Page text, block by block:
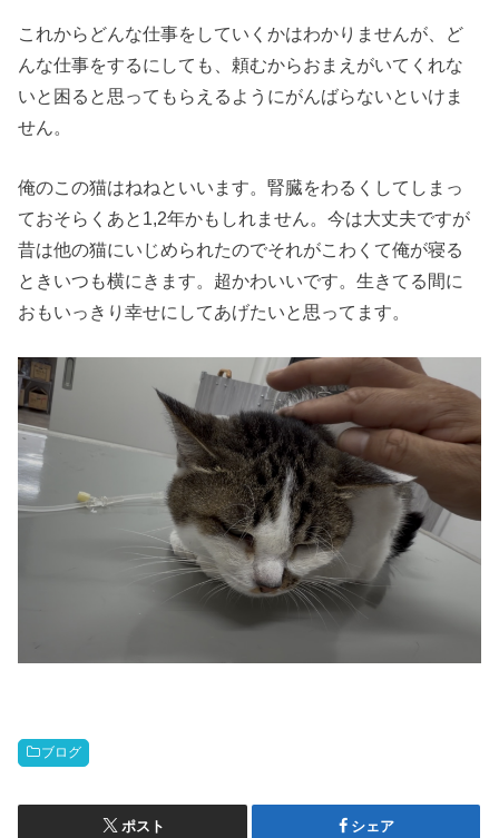
これからどんな仕事をしていくかはわかりませんが、ど
んな仕事をするにしても、頼むからおまえがいてくれな
いと困ると思ってもらえるようにがんばらないといけま
せん。
俺のこの猫はねねといいます。腎臓をわるくしてしまっ
ておそらくあと1,2年かもしれません。今は大丈夫ですが
昔は他の猫にいじめられたのでそれがこわくて俺が寝る
ときいつも横にきます。超かわいいです。生きてる間に
おもいっきり幸せにしてあげたいと思ってます。
ブログ
ポスト シェア